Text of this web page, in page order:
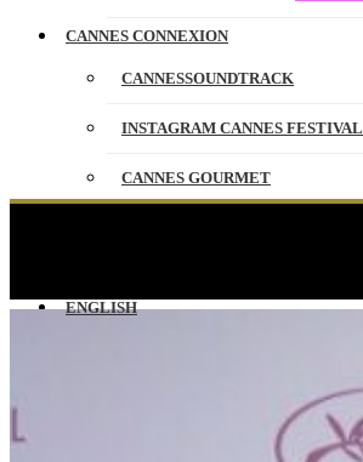
CANNES CONNEXION
CANNESSOUNDTRACK
INSTAGRAM CANNES FESTIVAL
CANNES GOURMET
ENGLISH